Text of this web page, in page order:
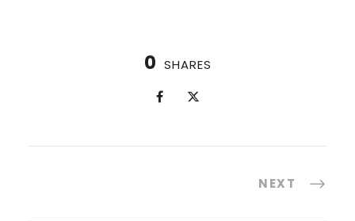
0 SHARES
NEXT